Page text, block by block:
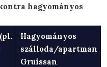
hagyományos
Hagyományos
szálloda/apartman
Gruissan